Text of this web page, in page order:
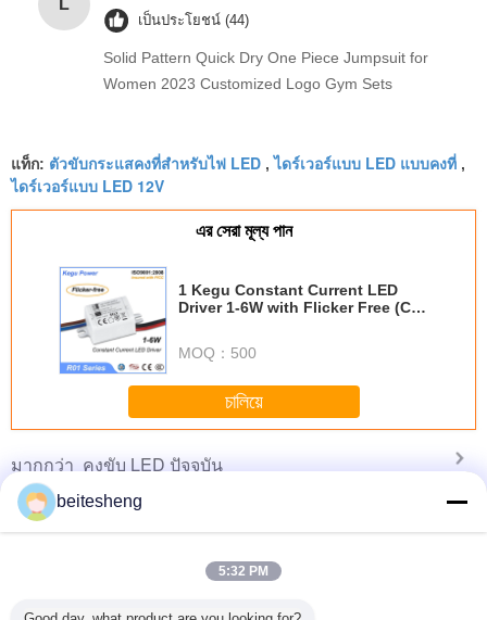
L
เป็นประโยชน์ (44)
Solid Pattern Quick Dry One Piece Jumpsuit for
Women 2023 Customized Logo Gym Sets
แท็ก: ตัวขับกระแสคงที่สำหรับไฟ LED ,ไดร์เวอร์แบบ LED แบบคงที่ ,
ไดร์เวอร์แบบ LED 12V
এর সেরা মূল্য পান
1 Kegu Constant Current LED
Driver 1-6W with Flicker Free (CE
MOQ： 500
চালিয়ে
มากกว่า คงขับ LED ปัจจุบัน
beitesheng
5:32 PM